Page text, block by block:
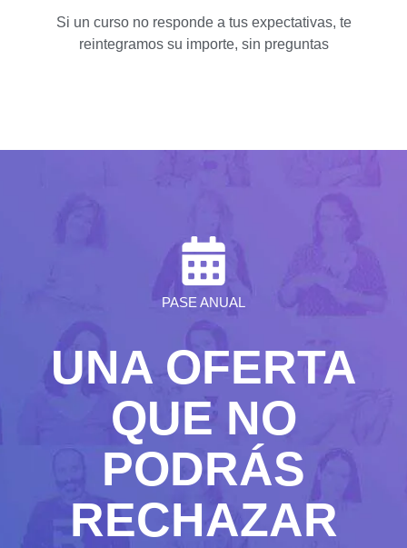
Si un curso no responde a tus expectativas, te
reintegramos su importe, sin preguntas
PASE ANUAL
UNA OFERTA
QUE NO
PODRÁS
RECHAZAR